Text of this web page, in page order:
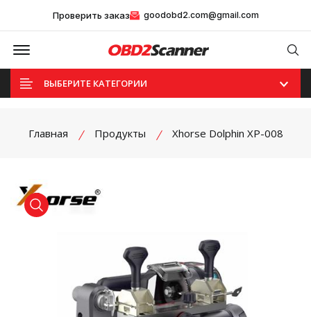
Проверить заказ goodobd2.com@gmail.com
Offcanvas Menu Open
ВЫБЕРИТЕ КАТЕГОРИИ
Главная Продукты Xhorse Dolphin XP-008
product view